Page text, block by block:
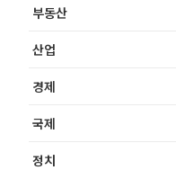
부동산
산업
경제
국제
정치